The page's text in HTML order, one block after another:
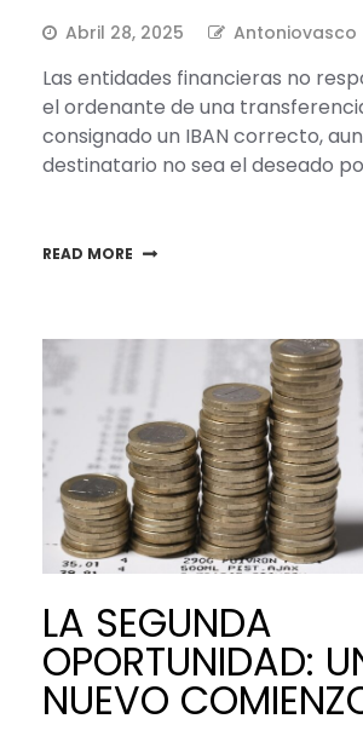
Abril 28, 2025 Antoniovasco
Las entidades financieras no
el ordenante de una
consignado un IBAN correcto,
destinatario no sea el deseado
READ MORE
LA SEGUNDA
OPORTUNIDAD:
NUEVO